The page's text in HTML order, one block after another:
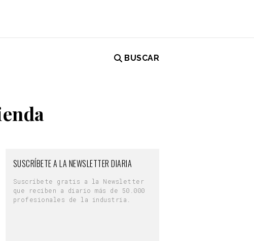
BUSCAR
SUSCRÍBETE A LA NEWSLETTER DIARIA
Suscríbete gratis a la Newsletter
que reciben a diario más de 50.000
profesionales de la industria.